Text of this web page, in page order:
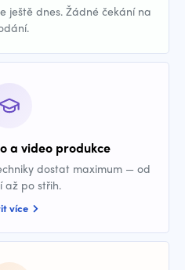
ještě dnes. Žádné čekání na
a video produkce
dostat maximum — od
až po střih.
více